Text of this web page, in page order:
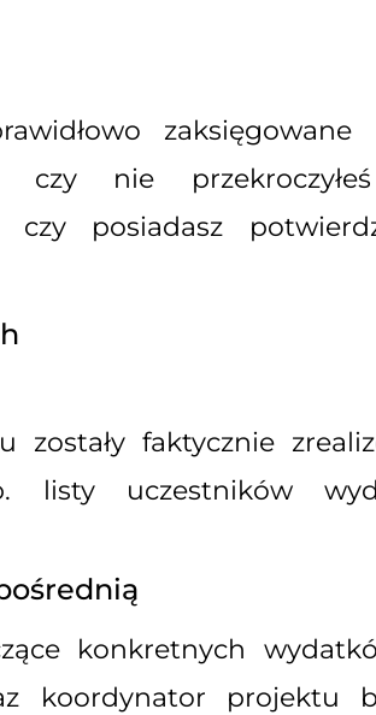
czy nie
posiadasz
faktycznie
listy uczestników
konkretnych
koordynator projektu